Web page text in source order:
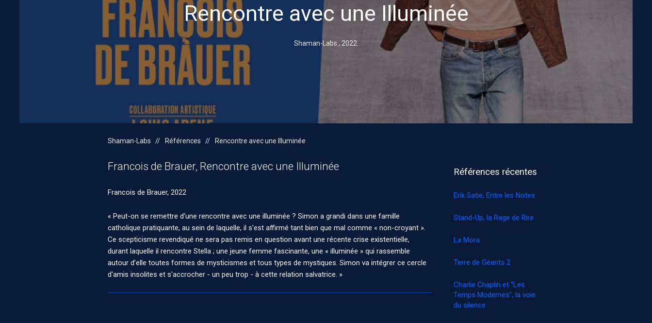
Rencontre avec une Illuminée
Shaman-Labs , 2022
Shaman-Labs Références Rencontre avec une Illuminée
Francois de Brauer, Rencontre avec une Illuminée
Francois de Brauer, 2022
« Peut-on se remettre d'une rencontre avec une illuminée ? Simon a grandi dans une famille
catholique pratiquante, au sein de laquelle, il s'est affirmé tant bien que mal comme « non-croyant ».
Ce scepticisme revendiqué ne sera pas remis en question avant une récente crise existentielle,
durant laquelle il rencontre Stella ; une jeune femme fascinante, une « illuminée » qui rassemble
autour d’elle toutes formes de mysticismes et tous types de mystiques. Simon va intégrer ce cercle
d'amis insolites et s'accrocher - un peu trop - à cette relation salvatrice. »
Références récentes
Erik Satie, Entre les Notes
Stand-Up, la Rage de Rire
La Mora
Terre de Géants 2
Charlie Chaplin et "Les
Temps Modernes", la voie
du silence